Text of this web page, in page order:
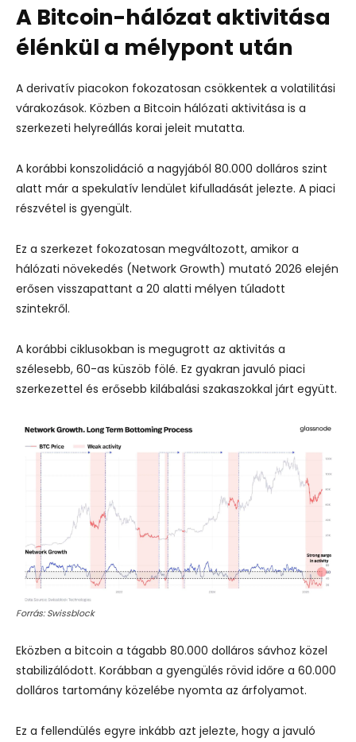
A Bitcoin-hálózat aktivitása
élénkül a mélypont után
A derivatív piacokon fokozatosan csökkentek a volatilitási
várakozások. Közben a Bitcoin hálózati aktivitása is a
szerkezeti helyreállás korai jeleit mutatta.
A korábbi konszolidáció a nagyjából 80.000 dolláros szint
alatt már a spekulatív lendület kifulladását jelezte. A piaci
részvétel is gyengült.
Ez a szerkezet fokozatosan megváltozott, amikor a
hálózati növekedés (Network Growth) mutató 2026 elején
erősen visszapattant a 20 alatti mélyen túladott
szintekről.
A korábbi ciklusokban is megugrott az aktivitás a
szélesebb, 60-as küszöb fölé. Ez gyakran javuló piaci
szerkezettel és erősebb kilábalási szakaszokkal járt együtt.
Forrás: Swissblock
Eközben a bitcoin a tágabb 80.000 dolláros sávhoz közel
stabilizálódott. Korábban a gyengülés rövid időre a 60.000
dolláros tartomány közelébe nyomta az árfolyamot.
Ez a fellendülés egyre inkább azt jelezte, hogy a javuló